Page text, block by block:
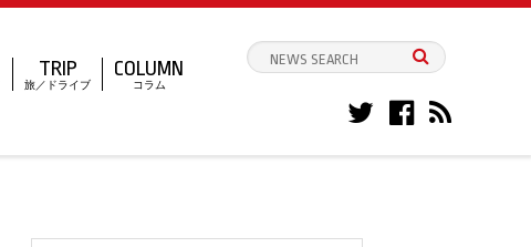
TRIP
旅／ドライブ
COLUMN
コラム